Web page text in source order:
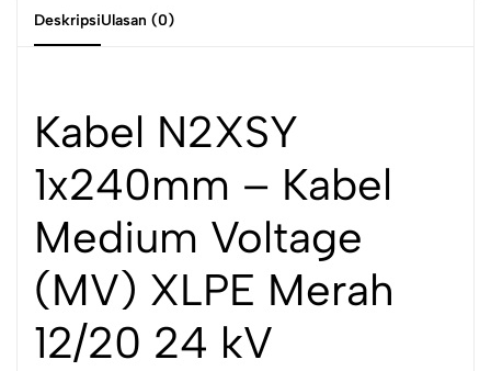
DeskripsiUlasan (0)
Kabel N2XSY
1x240mm – Kabel
Medium Voltage
(MV) XLPE Merah
12/20 24 kV